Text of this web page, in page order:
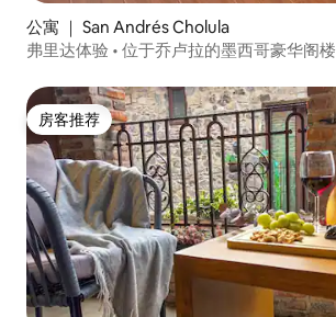
公寓 ｜ San Andrés Cholula
弗里达体验 • 位于乔卢拉的墨西哥豪华阁楼
房客推荐
房客推荐